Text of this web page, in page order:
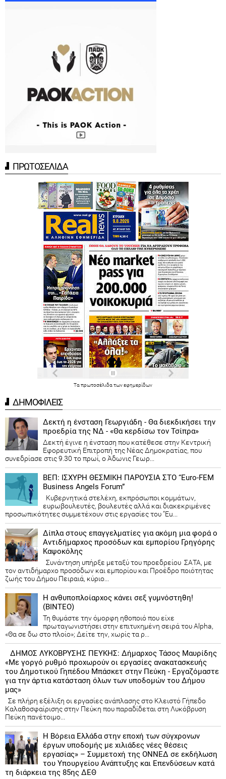
ΠΡΩΤΟΣΕΛΙΔΑ
Τα πρωτοσέλιδα τωνεφημερίδων
ΔΗΜΟΦΙΛΕΙΣ
Δεκτή η ένσταση Γεωργιάδη - Θα διεκδικήσει την
προεδρία της ΝΔ - «Θα κερδίσω τον Τσίπρα»
Δεκτή έγινε η ένσταση που κατέθεσε στην Κεντρική
Εφορευτική Επιτροπή της Νέας Δημοκρατίας, που
συνεδρίασε στις 9.30 το πρωί, ο Άδωνις Γεωρ...
ΒΕΠ: ΙΣΧΥΡΗ ΘΕΣΜΙΚΗ ΠΑΡΟΥΣΙΑ ΣΤΟ “Euro-FEM
Business Angels Forum”
Κυβερνητικά στελέχη, εκπρόσωποι κομμάτων,
ευρωβουλευτές, βουλευτές αλλά και διακεκριμένες
προσωπικότητες συμμετέχουν στις εργασίες του “Eu...
Δίπλα στους επαγγελματίες για ακόμη μια φορά ο
Αντιδήμαρχος προσόδων και εμπορίου Γρηγόρης
Καψοκόλης
Συνάντηση υπήρξε μεταξύ του προεδρείου ΣΑΤΑ, με
τον αντιδήμαρχο προσόδων και εμπορίου και Προέδρο ποιότητας
ζωής του Δήμου Πειραιά, κύριο...
Η ανθυποπλοίαρχος κάνει σεξ γυμνόστηθη!
(ΒΙΝΤΕΟ)
Τη θυμάστε την όμορφη ηθοποιό που είχε
πρωταγωνιστήσει στην επιτυχημένη σειρά του Alpha,
«Θα σε δω στο πλοίο»; Δείτε την, χωρίς τα ρ...
ΔΗΜΟΣ ΛΥΚΟΒΡΥΣΗΣ ΠΕΥΚΗΣ: Δήμαρχος Τάσος Μαυρίδης
«Με γοργό ρυθμό προχωρούν οι εργασίες ανακατασκευής
του Δημοτικού Γηπέδου Μπάσκετ στην Πεύκη - Εργαζόμαστε
για την άρτια κατάσταση όλων των υποδομών του Δήμου
μας»
Σε πλήρη εξέλιξη οι εργασίες ανάπλασης στο Κλειστό Γήπεδο
Καλαθοσφαίρισης στην Πεύκη που παραδίδεται στη Λυκόβρυση
Πεύκη πανέτοιμο...
Η Βόρεια Ελλάδα στην εποχή των σύγχρονων
έργων υποδομής με χιλιάδες νέες θέσεις
εργασίας» – Συμμετοχή της ΟΝΝΕΔ σε εκδήλωση
του Υπουργείου Ανάπτυξης και Επενδύσεων κατά
τη διάρκεια της 85ης ΔΕΘ